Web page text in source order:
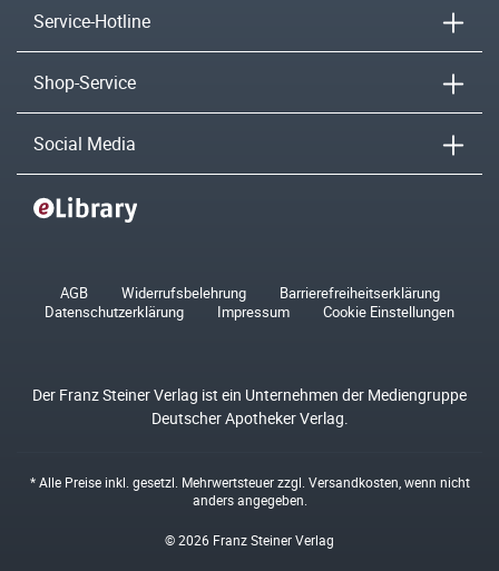
Service-Hotline
Shop-Service
Social Media
AGB Widerrufsbelehrung
Barrierefreiheitserklärung
Datenschutzerklärung
Impressum Cookie Einstellungen
Der Franz Steiner Verlag ist ein Unternehmen der Mediengruppe
Deutscher Apotheker Verlag.
* Alle Preise inkl. gesetzl. Mehrwertsteuer zzgl. Versandkosten , wenn nicht
anders angegeben.
© 2026 Franz Steiner Verlag